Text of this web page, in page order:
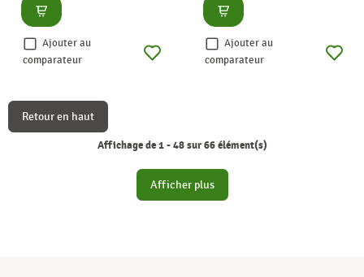
Consulter
Ajouter au
comparateur
Consulter
Ajouter au
comparateur
Retour en haut
Affichage de 1 - 48 sur 66 élément(s)
Afficher plus